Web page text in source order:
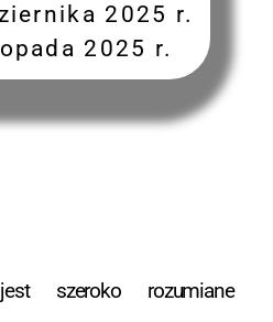
2025 r.
2025 r.
szeroko rozumiane